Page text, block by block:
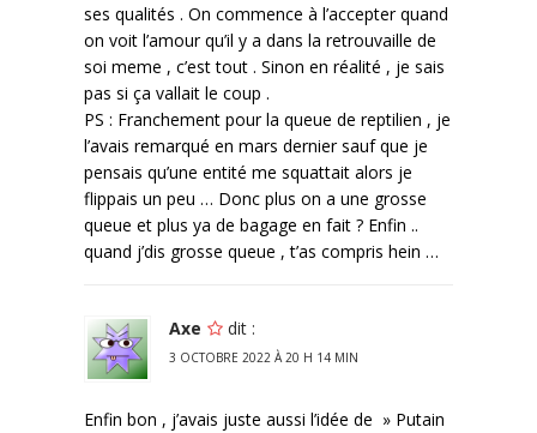
ses qualités . On commence à l’accepter quand
on voit l’amour qu’il y a dans la retrouvaille de
soi meme , c’est tout . Sinon en réalité , je sais
pas si ça vallait le coup .
PS : Franchement pour la queue de reptilien , je
l’avais remarqué en mars dernier sauf que je
pensais qu’une entité me squattait alors je
flippais un peu … Donc plus on a une grosse
queue et plus ya de bagage en fait ? Enfin ..
quand j’dis grosse queue , t’as compris hein …
Axe dit :
3 OCTOBRE 2022 À 20 H 14 MIN
Enfin bon , j’avais juste aussi l’idée de » Putain